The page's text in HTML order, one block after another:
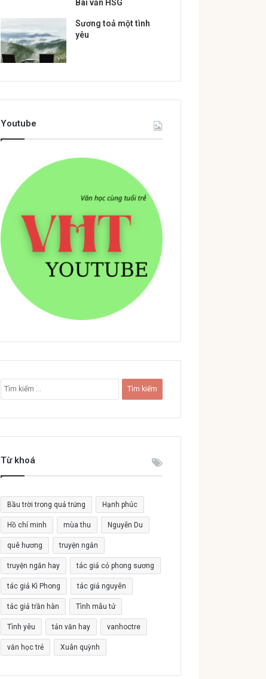
Bài văn HSG
Sương toả một tình
yêu
Youtube
ì
i
c
o
:
Từ khoá
Bầu trời trong quả trứng Hạnh phúc
Hồ chí minh mùa thu Nguyễn Du
quê hương truyện ngắn
truyện ngắn hay tác giả cỏ phong sương
tác giả Kì Phong tác giả nguyên
tác giả trần hàn Tình mẫu tử
Tình yêu tản văn hay vanhoctre
văn học trẻ Xuân quỳnh